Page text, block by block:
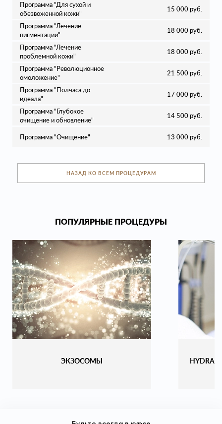
Программа "Для сухой и
обезвоженной кожи"
15 000 руб.
Программа "Лечение
пигментации"
18 000 руб.
Программа "Лечение
проблемной кожи"
18 000 руб.
Программа "Революционное
омоложение"
21 500 руб.
Программа "Полчаса до
идеала"
17 000 руб.
Программа "Глубокое
очищение и обновление"
14 500 руб.
Программа "Очищение" 13 000 руб.
НАЗАД КО ВСЕМ ПРОЦЕДУРАМ
ПОПУЛЯРНЫЕ ПРОЦЕДУРЫ
ЭКЗОСОМЫ